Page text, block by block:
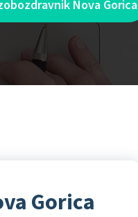
Nova Gorica
Gorica